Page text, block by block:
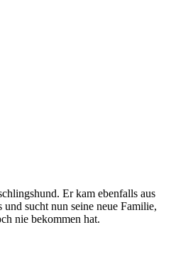
Er kam ebenfalls aus
sucht nun seine neue Familie,
nie bekommen hat.